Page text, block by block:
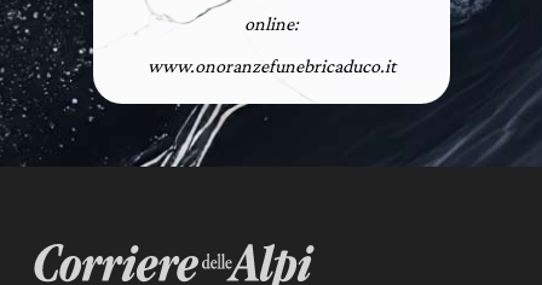
online:
www.onoranzefunebricaduco.it